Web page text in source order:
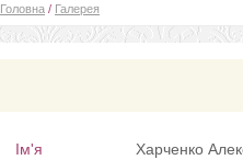
Головна / Галерея
Ім'я Харченко